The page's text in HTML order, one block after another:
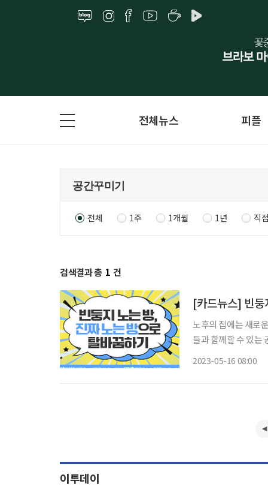
전체뉴스 피플
전체 1주 1개월 1년 직
검색결과 총 1 건
[카드뉴스] 빈둥
노후의 집에는 새로
들과 함께할 수 있는
2023-05-16 08:00
이투데이